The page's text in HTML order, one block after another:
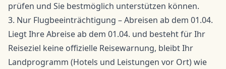
prüfen und Sie bestmöglich unterstützen können.
3. Nur Flugbeeinträchtigung – Abreisen ab dem 01.04.
Liegt Ihre Abreise ab dem 01.04. und besteht für Ihr
Reiseziel keine offizielle Reisewarnung, bleibt Ihr
Landprogramm (Hotels und Leistungen vor Ort) wie